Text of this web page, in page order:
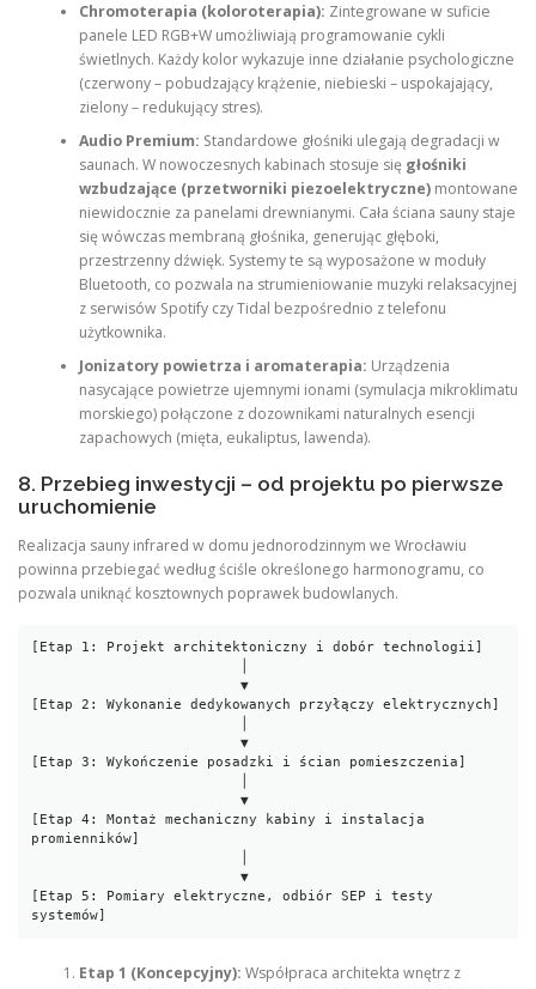
Chromoterapia (koloroterapia): Zintegrowane w suficie
panele LED RGB+W umożliwiają programowanie cykli
świetlnych. Każdy kolor wykazuje inne działanie psychologiczne
(czerwony – pobudzający krążenie, niebieski – uspokajający,
zielony – redukujący stres).
Audio Premium: Standardowe głośniki ulegają degradacji w
saunach. W nowoczesnych kabinach stosuje się głośniki
wzbudzające (przetworniki piezoelektryczne)montowane
niewidocznie za panelami drewnianymi. Cała ściana sauny staje
się wówczas membraną głośnika, generując głęboki,
przestrzenny dźwięk. Systemy te są wyposażone w moduły
Bluetooth, co pozwala na strumieniowanie muzyki relaksacyjnej
z serwisów Spotify czy Tidal bezpośrednio z telefonu
użytkownika.
Jonizatory powietrza i aromaterapia: Urządzenia
nasycające powietrze ujemnymi ionami (symulacja mikroklimatu
morskiego) połączone z dozownikami naturalnych esencji
zapachowych (mięta, eukaliptus, lawenda).
8. Przebieg inwestycji – od projektu po pierwsze
uruchomienie
Realizacja sauny infrared w domu jednorodzinnym we Wrocławiu
powinna przebiegać według ściśle określonego harmonogramu, co
pozwala uniknąć kosztownych poprawek budowlanych.
[Etap 1: Projekt architektoniczny i dobór technologii]
                         ▼
[Etap 2: Wykonanie dedykowanych przyłączy elektrycznych]
                         ▼
[Etap 3: Wykończenie posadzki i ścian pomieszczenia]
                         ▼
[Etap 4: Montaż mechaniczny kabiny i instalacja
promienników]
                         ▼
[Etap 5: Pomiary elektryczne, odbiór SEP i testy
Etap 1 (Koncepcyjny): Współpraca architekta wnętrz z